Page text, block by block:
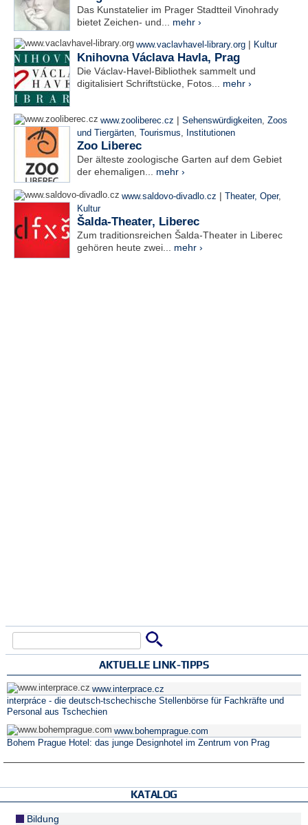
Das Kunstatelier im Prager Stadtteil Vinohrady
bietet Zeichen- und... mehr ›
www.vaclavhavel-library.org | Kultur
Knihovna Václava Havla, Prag
Die Václav-Havel-Bibliothek sammelt und
digitalisiert Schriftstücke, Fotos... mehr ›
www.zooliberec.cz | Sehenswürdigkeiten, Zoos
und Tiergärten, Tourismus, Institutionen
Zoo Liberec
Der älteste zoologische Garten auf dem Gebiet
der ehemaligen... mehr ›
www.saldovo-divadlo.cz | Theater, Oper,
Kultur
Šalda-Theater, Liberec
Zum traditionsreichen Šalda-Theater in Liberec
gehören heute zwei... mehr ›
AKTUELLE LINK-TIPPS
www.interprace.cz
interpráce - die deutsch-tschechische Stellenbörse für Fachkräfte und
Personal aus Tschechien
www.bohemprague.com
Bohem Prague Hotel: das junge Designhotel im Zentrum von Prag
KATALOG
Bildung